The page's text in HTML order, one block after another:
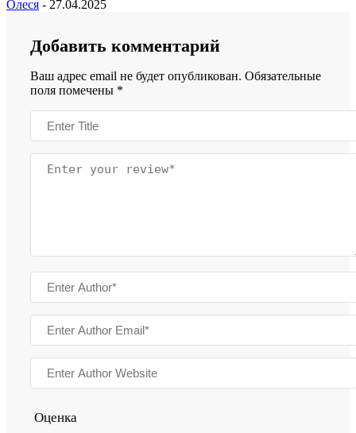
Олеся - 27.04.2025
Добавить комментарий
Ваш адрес email не будет опубликован. Обязательные
поля помечены *
Оценка